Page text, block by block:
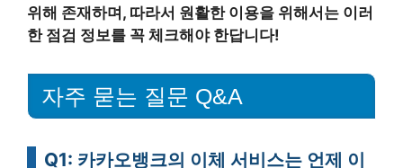
위해 존재하며, 따라서 원활한 이용을 위해서는 이러
한 점검 정보를 꼭 체크해야 한답니다!
자주 묻는 질문 Q&A
Q1: 카카오뱅크의 이체 서비스는 언제 이